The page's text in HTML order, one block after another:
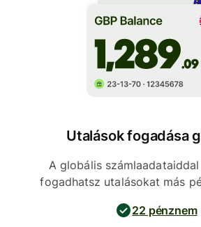
Utalások fogadása
A globális
fogadhatsz utalásokat más
22 pénznem